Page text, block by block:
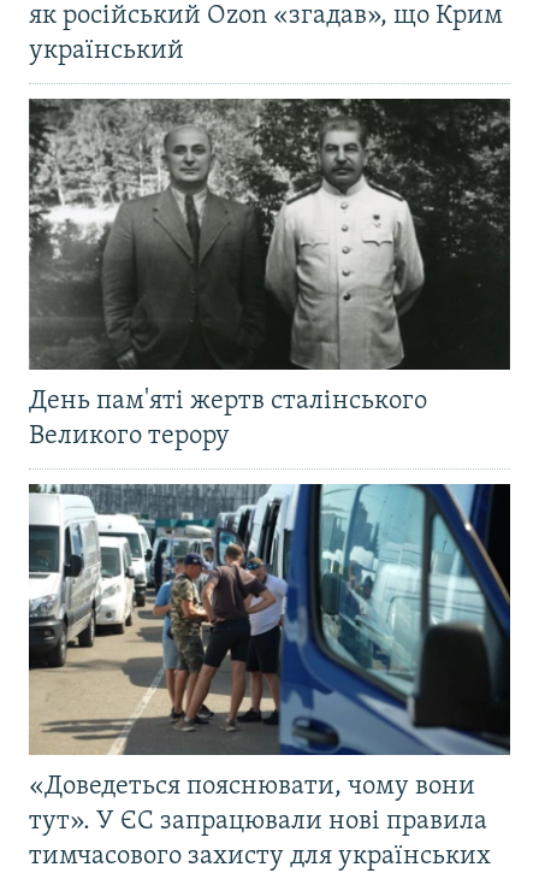
як російський Ozon «згадав», що Крим
український
День пам'яті жертв сталінського
Великого терору
«Доведеться пояснювати, чому вони
тут». У ЄС запрацювали нові правила
тимчасового захисту для українських